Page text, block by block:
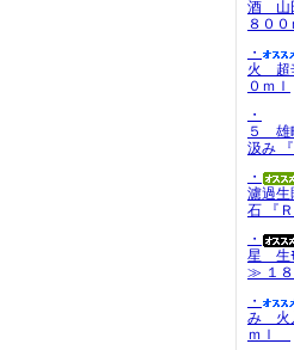
酒 山
８００
・
火 超
０ｍｌ
・
５ 雄
汲み
・
濾過
石 『
・
星 生
≫ １８
・
み 火
ｍｌ